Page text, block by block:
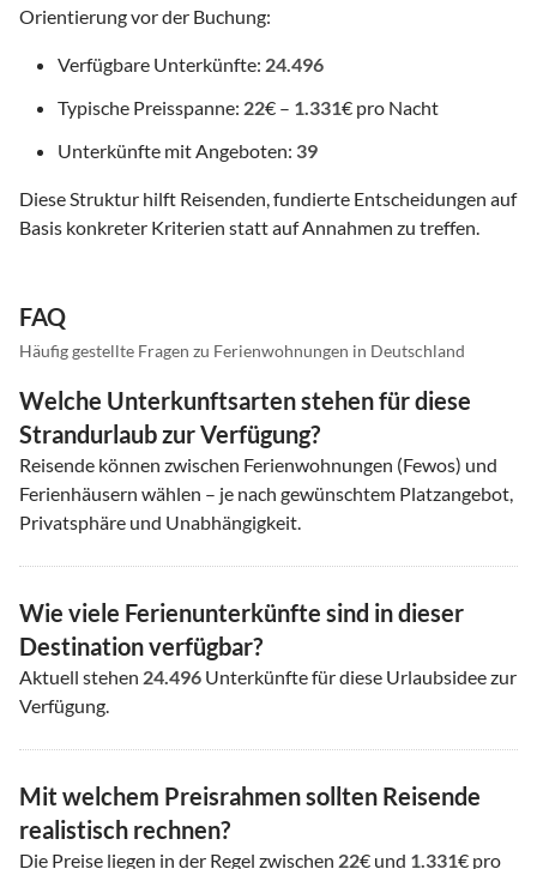
Orientierung vor der Buchung:
Verfügbare Unterkünfte: 24.496
Typische Preisspanne: 22€ – 1.331€ pro Nacht
Unterkünfte mit Angeboten: 39
Diese Struktur hilft Reisenden, fundierte Entscheidungen auf
Basis konkreter Kriterien statt auf Annahmen zu treffen.
FAQ
Häufig gestellte Fragen zu Ferienwohnungen in Deutschland
Welche Unterkunftsarten stehen für diese
Strandurlaub zur Verfügung?
Reisende können zwischen Ferienwohnungen (Fewos) und
Ferienhäusern wählen – je nach gewünschtem Platzangebot,
Privatsphäre und Unabhängigkeit.
Wie viele Ferienunterkünfte sind in dieser
Destination verfügbar?
Aktuell stehen 24.496 Unterkünfte für diese Urlaubsidee zur
Verfügung.
Mit welchem Preisrahmen sollten Reisende
realistisch rechnen?
Die Preise liegen in der Regel zwischen 22€ und 1.331€ pro